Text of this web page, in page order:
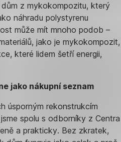
dům z mykokompozitu, který
náhradu polystyrenu
může mít mnoho podob –
jako je mykokompozit,
které lidem šetří energii,
jako nákupní seznam
úsporným rekonstrukcím
spolu s odborníky z Centra
a prakticky. Bez zkratek,